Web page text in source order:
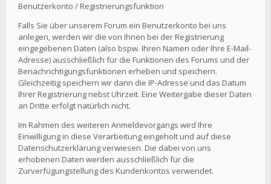
Benutzerkonto / Registrierungsfunktion
Falls Sie über unserem Forum ein Benutzerkonto bei uns
anlegen, werden wir die von Ihnen bei der Registrierung
eingegebenen Daten (also bspw. Ihren Namen oder Ihre E-Mail-
Adresse) ausschließlich für die Funktionen des Forums und der
Benachrichtigungsfunktionen erheben und speichern.
Gleichzeitig speichern wir dann die IP-Adresse und das Datum
Ihrer Registrierung nebst Uhrzeit. Eine Weitergabe dieser Daten
an Dritte erfolgt natürlich nicht.
Im Rahmen des weiteren Anmeldevorgangs wird Ihre
Einwilligung in diese Verarbeitung eingeholt und auf diese
Datenschutzerklärung verwiesen. Die dabei von uns
erhobenen Daten werden ausschließlich für die
Zurverfügungstellung des Kundenkontos verwendet.